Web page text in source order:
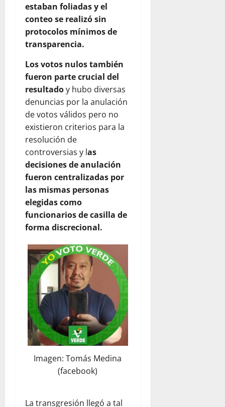
estaban foliadas y el
conteo se realizó sin
protocolos mínimos de
transparencia.
Los votos nulos también
fueron parte crucial del
resultadoy hubo diversas
denuncias por la anulación
de votos válidos pero no
existieron criterios para la
resolución de
controversias y las
decisiones de anulación
fueron centralizadas por
las mismas personas
elegidas como
funcionarios de casilla de
forma discrecional.
Imagen: Tomás Medina
(facebook)
La transgresión llegó a tal